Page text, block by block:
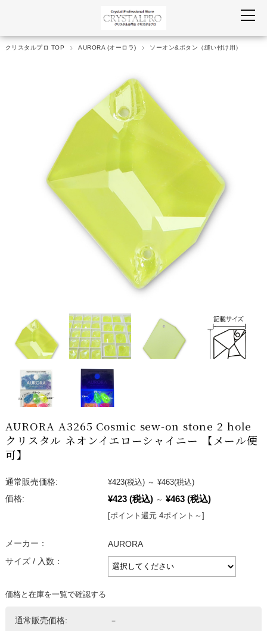
クリスタルプロ TOP AURORA (オーロラ) ソーオン&ボタン（縫い付け用）
AURORA A3265 Cosmic sew-on stone 2 hole
クリスタル ネオンイエローシャイニー 【メール便
可】
通常販売価格: ¥423(税込) ～ ¥463(税込)
価格:
¥423 (税込) ～ ¥463 (税込)
[ポイント還元 4ポイント～]
メーカー：
AURORA
サイズ / 入数：
価格と在庫を一覧で確認する
通常販売価格:
－